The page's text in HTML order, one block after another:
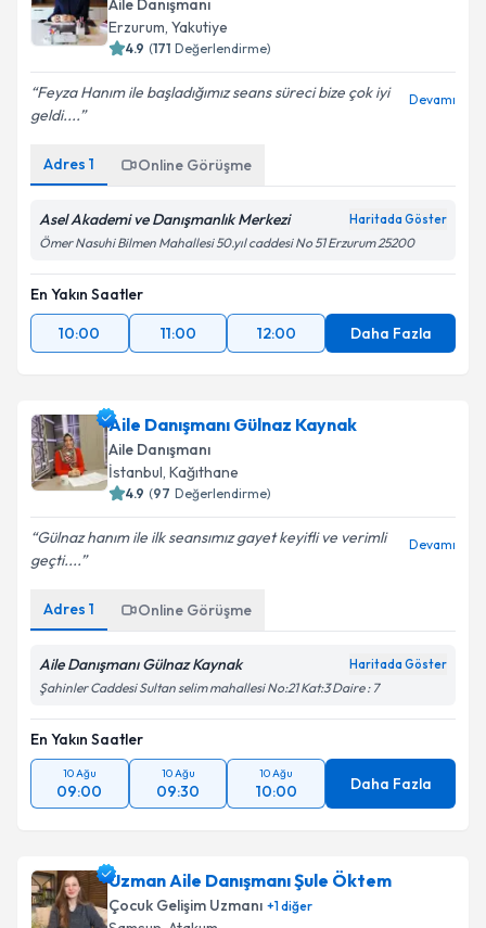
Aile Danışmanı
Erzurum, Yakutiye
( Değerlendirme)
Feyza Hanım ile başladığımız seans süreci bize çok iyi
geldi....
Adres 1 Online Görüşme
Asel Akademi ve Danışmanlık Merkezi
Ömer Nasuhi Bilmen Mahallesi 50.yıl caddesi No 51 Erzurum 25200
En Yakın Saatler
10:00
11:00 12:00 Daha Fazla
Aile Danışmanı Gülnaz Kaynak
Aile Danışmanı
İstanbul,Kağıthane
( Değerlendirme)
Gülnaz hanım ile ilk seansımız gayet keyifli ve verimli
geçti....
Adres 1 Online Görüşme
Aile Danışmanı Gülnaz Kaynak
Şahinler Caddesi Sultan selim mahallesi No:21 Kat:3 Daire : 7
En Yakın Saatler
10 Ağu
09:00
10 Ağu
09:30
10 Ağu
10:00 Daha Fazla
Uzman Aile Danışmanı Şule Öktem
Çocuk Gelişim Uzmanı diğer